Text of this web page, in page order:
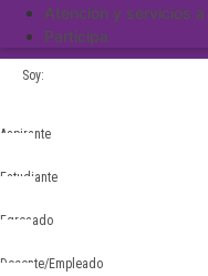
Atención y servicios
Participa
Soy:
Aspirante
Estudiante
Egresado
Docente/Empleado